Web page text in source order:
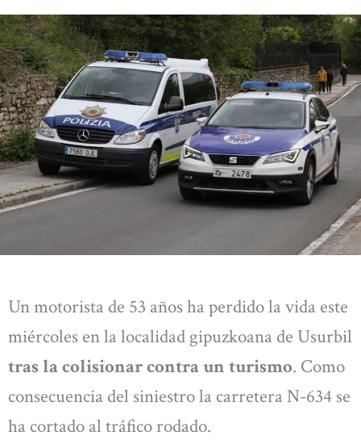
Un motorista de 53 años ha perdido la vida este
miércoles en la localidad gipuzkoana de Usurbil
tras la colisionar contra un turismo. Como
consecuencia del siniestro la carretera N-634 se
ha cortado al tráfico rodado.